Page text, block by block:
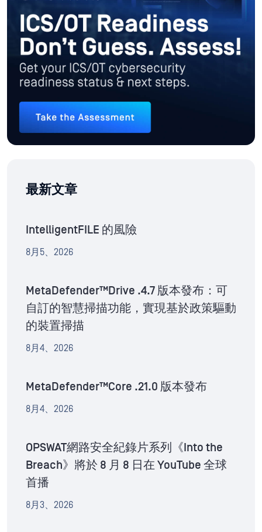
最新文章
IntelligentFILE 的風險
8月5、2026
MetaDefender™Drive .4.7 版本發布：可
自訂的智慧掃描功能，實現基於政策驅動
的裝置掃描
8月4、2026
MetaDefender™Core .21.0 版本發布
8月4、2026
OPSWAT網路安全紀錄片系列《Into the
Breach》將於 8 月 8 日在 YouTube 全球
首播
8月3、2026